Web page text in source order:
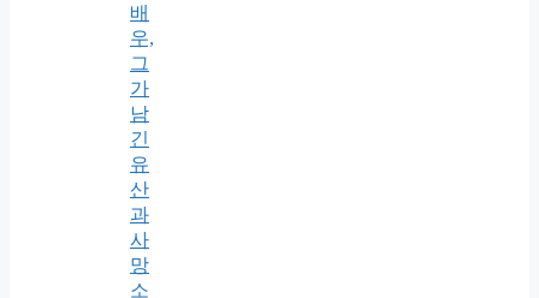
배
우,
그
가
남
긴
유
산
과
사
망
소